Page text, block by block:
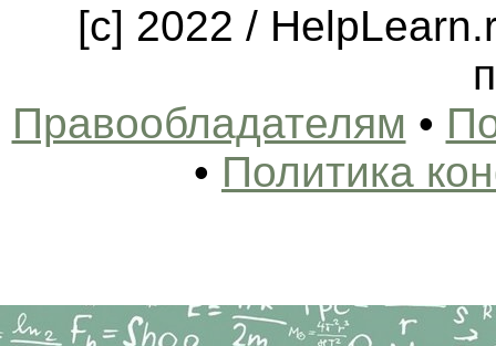
[c] 2022 /
Правообладателям •
• Политика